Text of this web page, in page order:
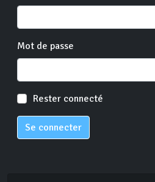
Mot de passe
Rester connecté
Se connecter